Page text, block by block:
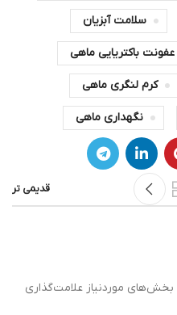
سلامت آبزیان
عفونت باکتریایی ماهی
کرم لنگری ماهی
نگهداری ماهی
قدیمی تر
بخش‌های موردنیاز علامت‌گذاری